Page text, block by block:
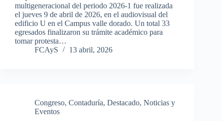
multigeneracional del periodo 2026-1 fue realizada
el jueves 9 de abril de 2026, en el audiovisual del
edificio U en el Campus valle dorado. Un total 33
egresados finalizaron su trámite académico para
tomar protesta…
FCAyS
13 abril, 2026
Congreso, Contaduría, Destacado, Noticias y
Eventos